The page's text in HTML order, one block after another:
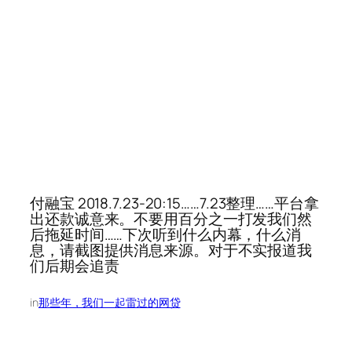
付融宝 2018.7.23-20:15……7.23整理……平台拿
出还款诚意来。不要用百分之一打发我们然
后拖延时间……下次听到什么内幕，什么消
息，请截图提供消息来源。对于不实报道我
们后期会追责
in那些年，我们一起雷过的网贷